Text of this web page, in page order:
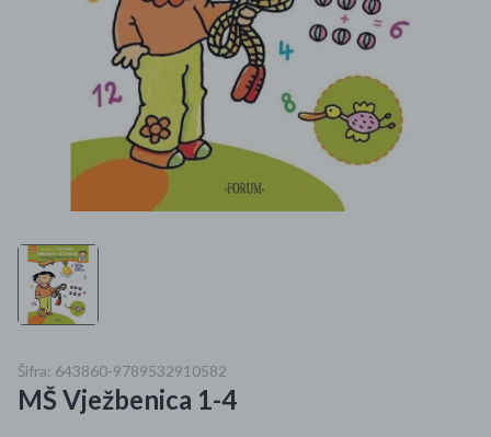
Ljepota i zdravlje
Mame i bebe
DOM
Specijalne kategorije
Čišćenje zaliha
Kišobrani akcija
Ograničena cijena
Šifra: 643860-9789532910582
MŠ Vježbenica 1-4